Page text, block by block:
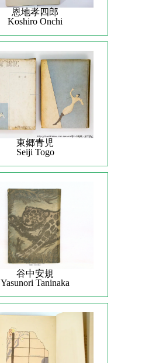
恩地孝四郎
Koshiro Onchi
東郷青児
Seiji Togo
谷中安規
Yasunori Taninaka